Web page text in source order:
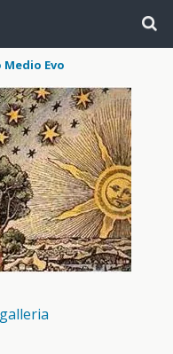
Medio Evo